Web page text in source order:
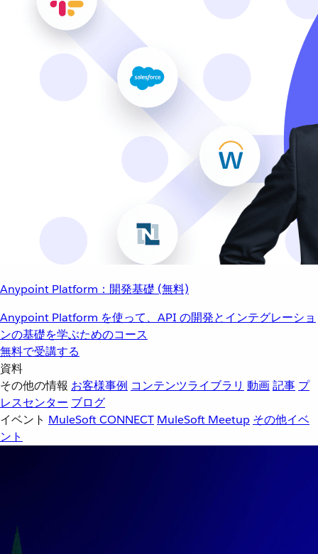
Anypoint Platform：開発基礎 (無料)
Anypoint Platform を使って、API の開発とインテグレーショ
ンの基礎を学ぶためのコース
無料で受講する
資料
その他の情報 お客様事例 コンテンツライブラリ 動画記事 プ
レスセンター ブログ
イベント MuleSoft CONNECT MuleSoft Meetup その他イベ
ント